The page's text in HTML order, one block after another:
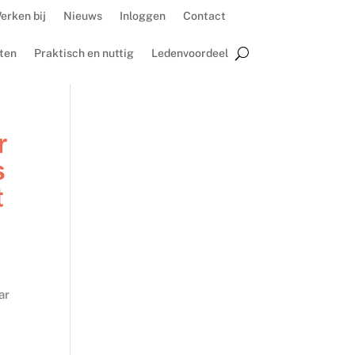
bij Nieuws Inloggen Contact
Praktisch en nuttig Ledenvoordeel